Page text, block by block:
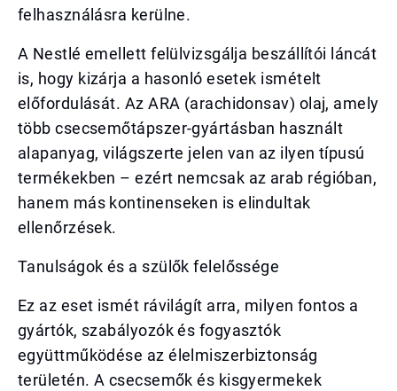
felhasználásra kerülne.
A Nestlé emellett felülvizsgálja beszállítói láncát
is, hogy kizárja a hasonló esetek ismételt
előfordulását. Az ARA (arachidonsav) olaj, amely
több csecsemőtápszer-gyártásban használt
alapanyag, világszerte jelen van az ilyen típusú
termékekben – ezért nemcsak az arab régióban,
hanem más kontinenseken is elindultak
ellenőrzések.
Tanulságok és a szülők felelőssége
Ez az eset ismét rávilágít arra, milyen fontos a
gyártók, szabályozók és fogyasztók
együttműködése az élelmiszerbiztonság
területén. A csecsemők és kisgyermekek